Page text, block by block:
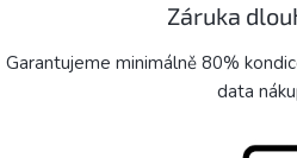
Záruka
Garantujeme minimálně 80%
data